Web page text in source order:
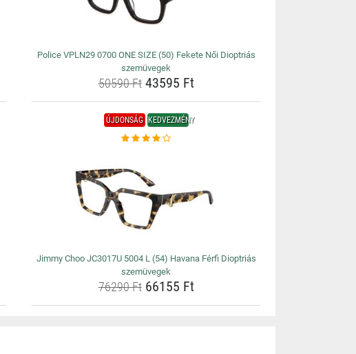
Police VPLN29 0700 ONE SIZE (50) Fekete Női Dioptriás
szemüvegek
50590 Ft43595 Ft
ÚJDONSÁG KEDVEZMÉNY
Jimmy Choo JC3017U 5004 L (54) Havana Férfi Dioptriás
szemüvegek
76290 Ft66155 Ft